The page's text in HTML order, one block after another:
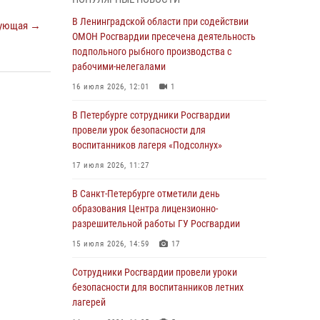
→
вернуться домой
03 августа 2026, 11:51
В Санкт-Петербурге при содействии СОБР
03 августа 2026, 10:15 1
Сотрудники ГУ Росгвардии приняли участие в
боевому самбо
03 августа 2026, 10:07 7 1
В Ленобласти сотрудники ОМОН Росгвардии
профилактического мероприятия
03 августа 2026, 09:16 5
В Петербурге сотрудники Росгвардии
В Ленинградской области при содействии
ОМОН Росгвардии пресечена деятельность
подпольного рыбного производства с
рабочими-нелегалами
16 июля 2026, 12:01 1
В Петербурге сотрудники Росгвардии
провели урок безопасности для
воспитанников лагеря «Подсолнух»
17 июля 2026, 11:27
В Санкт-Петербурге отметили день
образования Центра лицензионно-
разрешительной работы ГУ Росгвардии
15 июля 2026, 14:59 17
Сотрудники Росгвардии провели уроки
безопасности для воспитанников летних
лагерей